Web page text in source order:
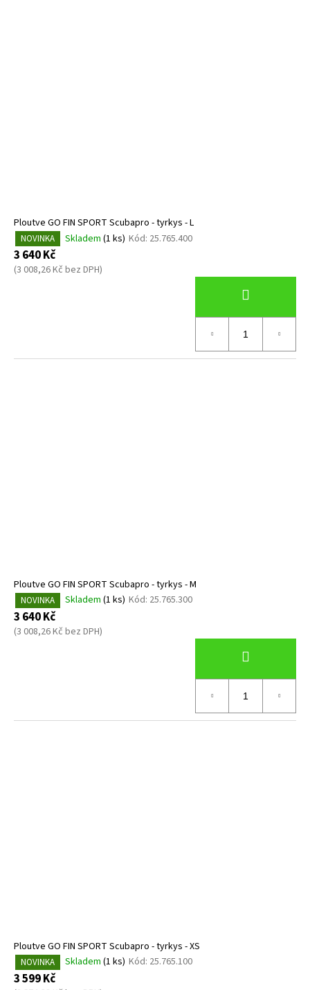
Ploutve GO FIN SPORT Scubapro - tyrkys - L
NOVINKA Skladem (1 ks) Kód: 25.765.400
3 640 Kč
(3 008,26 Kč bez DPH)
Ploutve GO FIN SPORT Scubapro - tyrkys - M
NOVINKA Skladem (1 ks) Kód: 25.765.300
3 640 Kč
(3 008,26 Kč bez DPH)
Ploutve GO FIN SPORT Scubapro - tyrkys - XS
NOVINKA Skladem (1 ks) Kód: 25.765.100
3 599 Kč